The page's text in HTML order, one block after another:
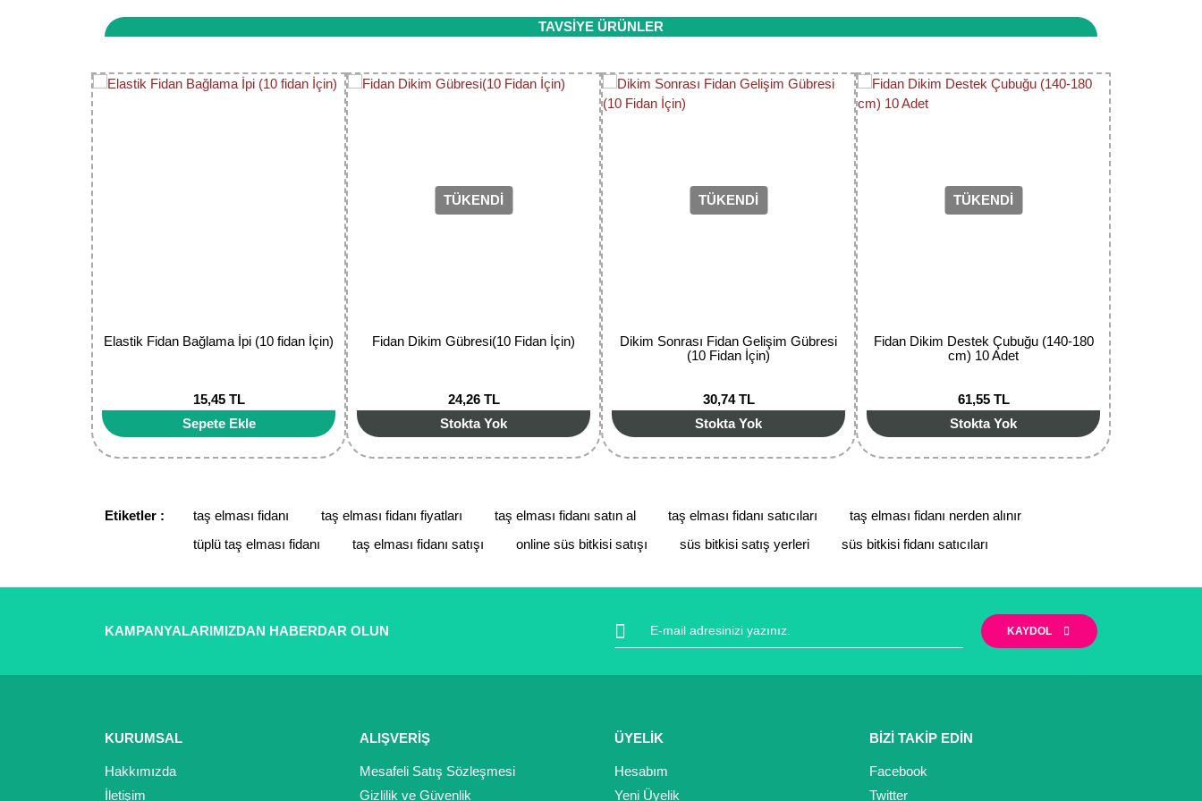
Yorum Yaz
Bu ürünün fiyat bilgisi, resim, ürün açıklamalarında ve diğer konularda yetersiz gördüğünüz noktaları öneri formunu kullanarak tarafımıza iletebilirsiniz.
Ürün resmi kalitesiz, bozuk veya görüntülenemiyor.
Ürün açıklamasında eksik bilgiler bulunuyor.
Gönder
TAVSİYE ÜRÜNLER
Elastik Fidan Bağlama İpi (10 fidan İçin)
15,45 TL
Sepete Ekle
TÜKENDİ
Fidan Dikim Gübresi(10 Fidan İçin)
24,26 TL
Stokta Yok
TÜKENDİ
Dikim Sonrası Fidan Gelişim Gübresi
(10 Fidan İçin)
30,74 TL
Stokta Yok
TÜKENDİ
Fidan Dikim Destek Çubuğu (140-180
cm) 10 Adet
61,55 TL
Stokta Yok
Etiketler : taş elması fidanı taş elması fidanı fiyatları taş elması fidanı satın al taş elması fidanı satıcıları
taş elması fidanı nerden alınır
tüplü taş elması fidanı
taş elması fidanı satışı online süs bitkisi satışı süs bitkisi satış yerleri süs bitkisi fidanı satıcıları
KAMPANYALARIMIZDAN HABERDAR OLUN KAYDOL
KURUMSAL
Hakkımızda
İletişim
ALIŞVERİŞ
Mesafeli Satış Sözleşmesi
Gizlilik ve Güvenlik
ÜYELİK
Hesabım
Yeni Üyelik
BİZİ TAKİP EDİN
Facebook
Twitter